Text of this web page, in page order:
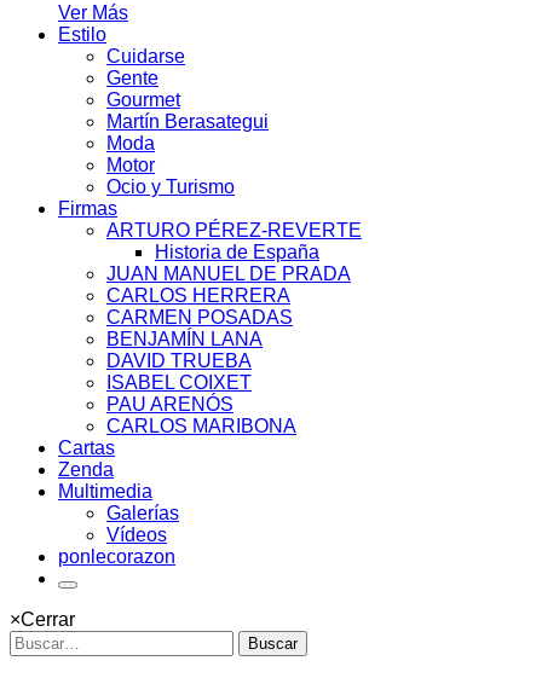
Ver Más
Estilo
Cuidarse
Gente
Gourmet
Martín Berasategui
Moda
Motor
Ocio y Turismo
Firmas
ARTURO PÉREZ-REVERTE
Historia de España
JUAN MANUEL DE PRADA
CARLOS HERRERA
CARMEN POSADAS
BENJAMÍN LANA
DAVID TRUEBA
ISABEL COIXET
PAU ARENÓS
CARLOS MARIBONA
Cartas
Zenda
Multimedia
Galerías
Vídeos
ponlecorazon
×Cerrar
Buscar